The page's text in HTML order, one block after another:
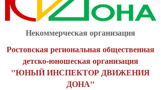
Некоммерческая организация
Ростовская региональная общественная
детско-юношеская организация
"ЮНЫЙ ИНСПЕКТОР ДВИЖЕНИЯ
ДОНА"